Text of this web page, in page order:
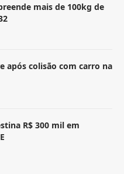
mais de 100kg de
após colisão com carro na
R$ 300 mil em